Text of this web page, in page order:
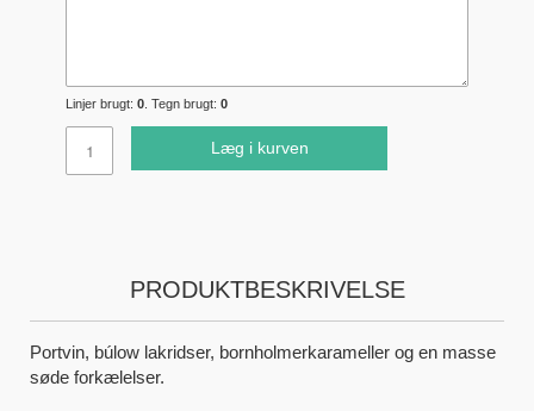
Linjer brugt: 0 . Tegn brugt: 0
Læg i kurven
PRODUKTBESKRIVELSE
Portvin, búlow lakridser, bornholmerkarameller og en masse
søde forkælelser.